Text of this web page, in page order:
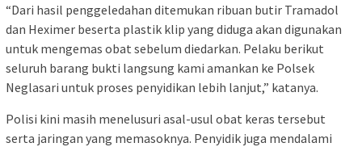
“Dari hasil penggeledahan ditemukan ribuan butir Tramadol
dan Heximer beserta plastik klip yang diduga akan digunakan
untuk mengemas obat sebelum diedarkan. Pelaku berikut
seluruh barang bukti langsung kami amankan ke Polsek
Neglasari untuk proses penyidikan lebih lanjut,” katanya.
Polisi kini masih menelusuri asal-usul obat keras tersebut
serta jaringan yang memasoknya. Penyidik juga mendalami